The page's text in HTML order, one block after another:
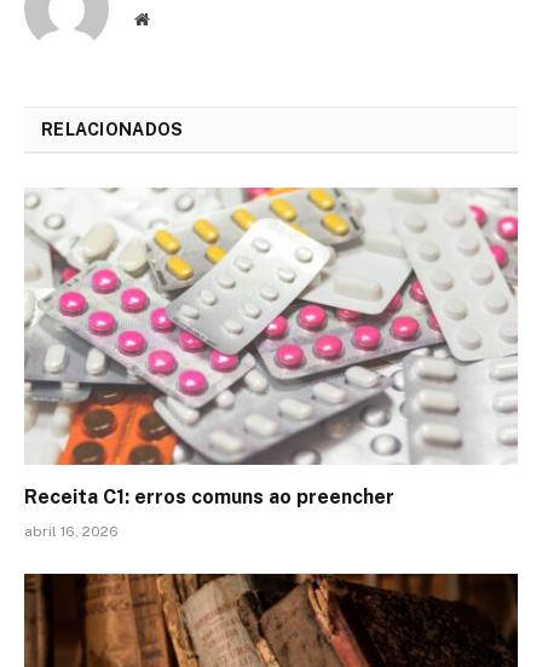
Website
RELACIONADOS
Receita C1: erros comuns ao preencher
abril 16, 2026